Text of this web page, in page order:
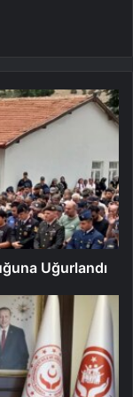
Uğurlandı